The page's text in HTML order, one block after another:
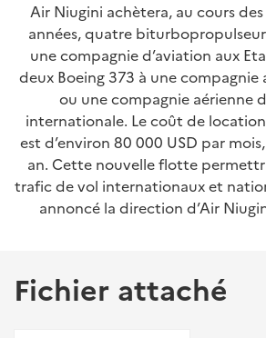
Air Niugini achètera, au cours
années, quatre
une compagnie d’aviation aux
deux Boeing 373 à une compagnie
ou une compagnie aérienne
internationale. Le coût de location
est d’environ 80 000 USD par
an. Cette nouvelle flotte
trafic de vol internationaux et
annoncé la direction d’Air
Fichier attaché